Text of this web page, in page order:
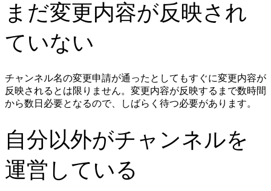
まだ変更内容が反映され
ていない
チャンネル名の変更申請が通ったとしてもすぐに変更内容が
反映されるとは限りません。変更内容が反映するまで数時間
から数日必要となるので、しばらく待つ必要があります。
自分以外がチャンネルを
運営している